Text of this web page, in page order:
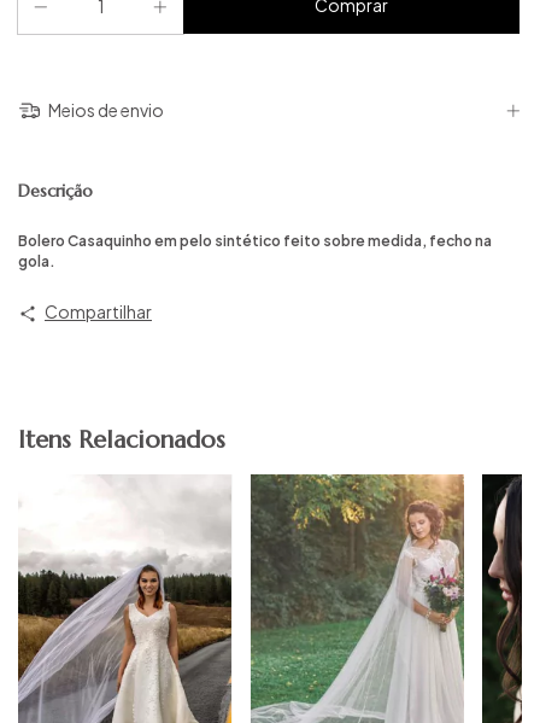
Meios de envio
Descrição
Bolero Casaquinho em pelo sintético feito sobre medida, fecho na
gola.
Compartilhar
Itens Relacionados